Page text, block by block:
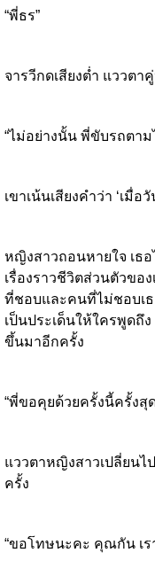
“พี่ธร”
จารวีกดเสียงต่ำ แววตา
“ไม่อย่างนั้น พี่ขับรถตา
เขาเน้นเสียงคำว่า ‘เมื่อ
หญิงสาวถอนหายใจ เธ
เรื่องราวชีวิตส่วนตัวขอ
ที่ชอบและคนที่ไม่ชอบเธ
เป็นประเด็นให้ใครพูดถึ
ขึ้นมาอีกครั้ง
“พี่ขอคุยด้วยครั้งนี้ครั้งสุ
แววตาหญิงสาวเปลี่ยนไ
ครั้ง
“ขอโทษนะคะ คุณกัน เ